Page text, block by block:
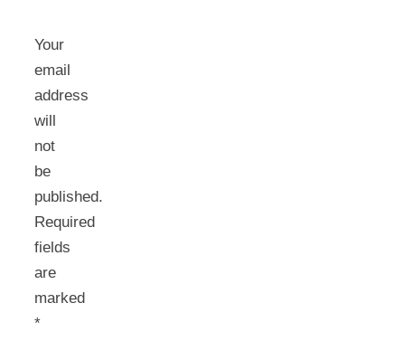
Your
email
address
will
not
be
published.
Required
fields
are
marked
*